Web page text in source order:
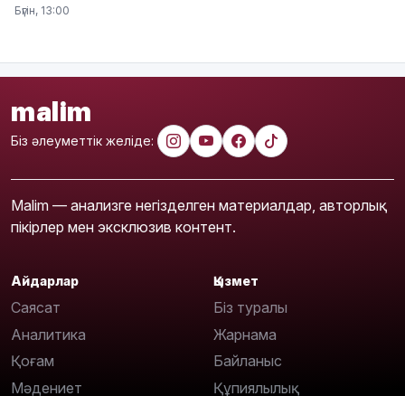
Бүгін, 13:00
malim
Біз әлеуметтік желіде:
Malim — анализге негізделген материалдар, авторлық
пікірлер мен эксклюзив контент.
Айдарлар
Саясат
Аналитика
Қоғам
Мәдениет
Қызмет
Біз туралы
Жарнама
Байланыс
Құпиялылық